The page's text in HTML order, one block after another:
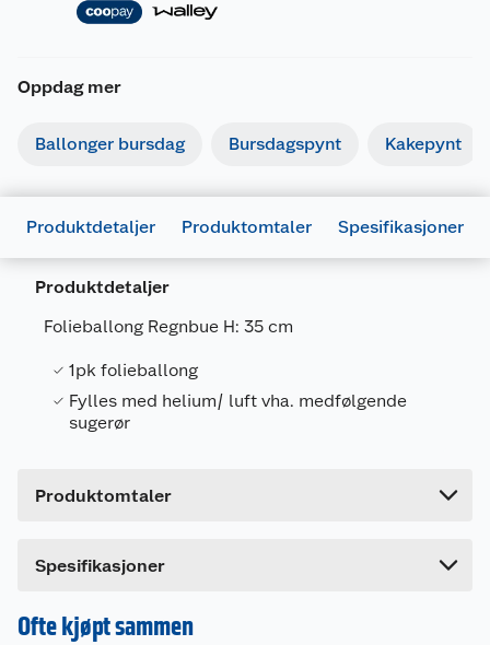
Oppdag mer
Ballonger bursdag Bursdagspynt Kakepynt
Produktdetaljer Produktomtaler Spesifikasjoner
Produktdetaljer
Folieballong Regnbue H: 35 cm
1pk folieballong
Fylles med helium/ luft vha. medfølgende
sugerør
Produktomtaler
Dette produktet har ikke fått noen omtale ennå.
en omtale.
Spesifikasjoner
Generelt
Artikkelnummer
Leverandørens artikkelnummer
Forpakningsmål
Bruttovekt
Ofte kjøpt sammen